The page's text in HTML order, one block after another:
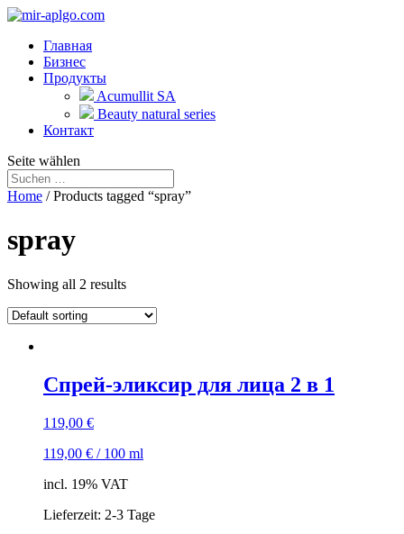
Главная
Бизнес
Продукты
Acumullit SA
Beauty natural series
Контакт
Seite wählen
Home / Products tagged “spray”
spray
Showing all 2 results
Спрей-эликсир для лица 2 в 1
119,00 €
119,00 € / 100 ml
incl. 19% VAT
Lieferzeit: 2-3 Tage